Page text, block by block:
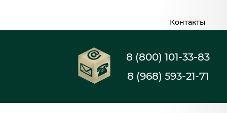
Контакты
8 (800) 101-33-83
8 (968) 593-21-71